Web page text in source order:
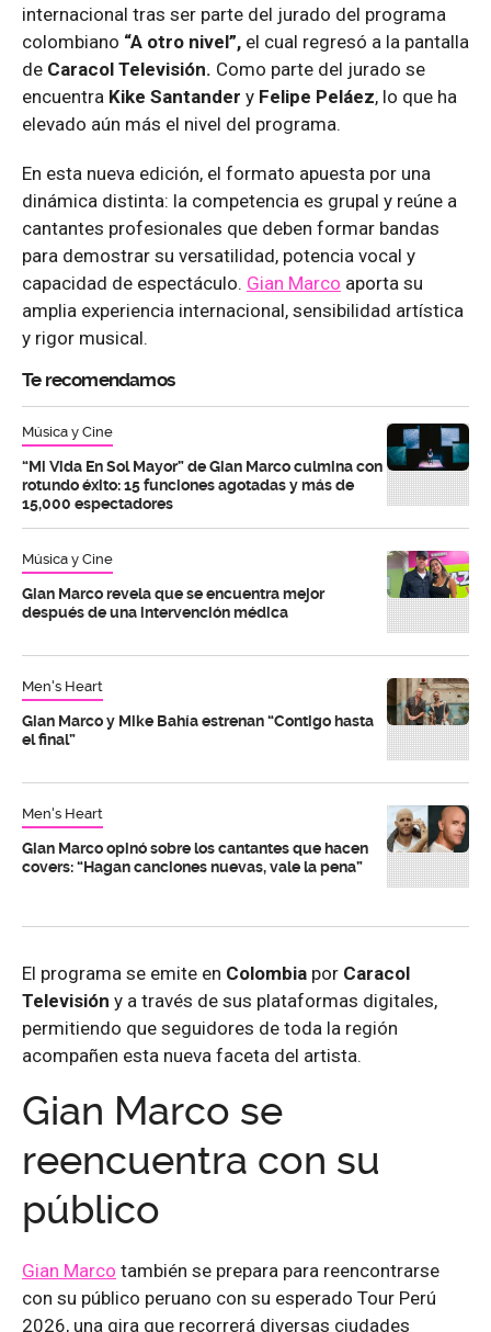
internacional tras ser parte del jurado del programa
colombiano “A otro nivel”, el cual regresó a la pantalla
de Caracol Televisión. Como parte del jurado se
encuentra Kike Santander y Felipe Peláez, lo que ha
elevado aún más el nivel del programa.
En esta nueva edición, el formato apuesta por una
dinámica distinta: la competencia es grupal y reúne a
cantantes profesionales que deben formar bandas
para demostrar su versatilidad, potencia vocal y
capacidad de espectáculo. Gian Marco aporta su
amplia experiencia internacional, sensibilidad artística
y rigor musical.
Te recomendamos
Música y Cine
“Mi Vida En Sol Mayor” de Gian Marco culmina con
rotundo éxito: 15 funciones agotadas y más de
15,000 espectadores
Música y Cine
Gian Marco revela que se encuentra mejor
después de una intervención médica
Men's Heart
Gian Marco y Mike Bahía estrenan “Contigo hasta
el final”
Men's Heart
Gian Marco opinó sobre los cantantes que hacen
covers: “Hagan canciones nuevas, vale la pena”
El programa se emite en Colombia por Caracol
Televisión y a través de sus plataformas digitales,
permitiendo que seguidores de toda la región
acompañen esta nueva faceta del artista.
Gian Marco se
reencuentra con su
público
Gian Marco también se prepara para reencontrarse
con su público peruano con su esperado Tour Perú
2026, una gira que recorrerá diversas ciudades